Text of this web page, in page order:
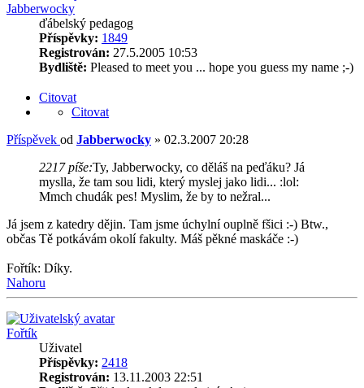
Jabberwocky
ďábelský pedagog
Příspěvky: 1849
Registrován: 27.5.2005 10:53
Bydliště: Pleased to meet you ... hope you guess my name ;-)
Citovat
Citovat
Příspěvek od Jabberwocky » 02.3.2007 20:28
2217 píše:Ty, Jabberwocky, co děláš na peďáku? Já
myslla, že tam sou lidi, který myslej jako lidi... :lol:
Mmch chudák pes! Myslim, že by to nežral...
Já jsem z katedry dějin. Tam jsme úchylní ouplně fšici :-) Btw.,
občas Tě potkávám okolí fakulty. Máš pěkné maskáče :-)
Fořtík: Díky.
Nahoru
Fořtík
Uživatel
Příspěvky: 2418
Registrován: 13.11.2003 22:51